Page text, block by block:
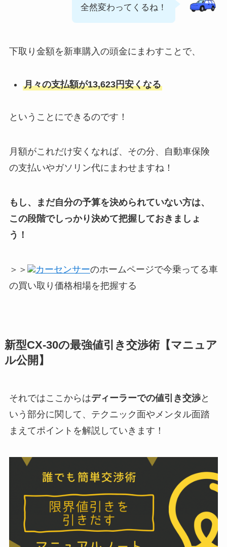
全然変わってくるね！
下取り金額を新車購入の頭金にまわすことで、
月々の支払額が13,623円安くなる
ということにできるのです！
月額がこれだけ安くなれば、その分、自動車保険
の支払いやガソリン代にまわせますね！
もし、まだ自分の予算を決められていない方は、
この段階でしっかり決めて把握しておきましょ
う！
＞＞ カーセンサーのホームページで今乗ってる車
の買い取り価格相場を把握する
新型CX-30の最強値引き交渉術【マニュア
ル公開】
それではここからはディーラーでの値引き交渉と
いう部分に関して、テクニック面やメンタル面踏
まえてポイントを解説していきます！